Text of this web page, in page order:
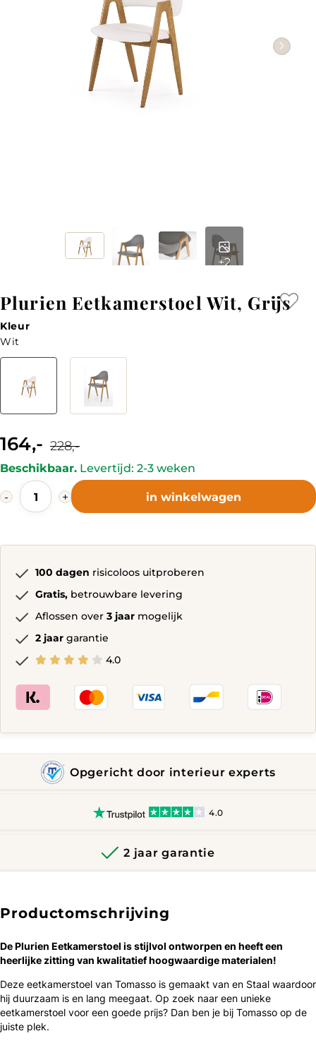
+2
Plurien Eetkamerstoel Wit, Grijs
Kleur
Wit
Kleur
164,-
Current
price
is:
228,-price
was:
228,-.
Beschikbaar. Levertijd: 2-3 weken
-
Plurien
Eetkamerstoel
Wit,
+ in winkelwagen
100 dagen risicoloos uitproberen
Gratis, betrouwbare levering
Aflossen over 3 jaar mogelijk
2 jaar garantie
4.0
Opgericht door interieur experts
4.0
2 jaar garantie
Productomschrijving
De Plurien Eetkamerstoel is ​​stijlvol ontworpen en heeft een
heerlijke zitting van kwalitatief hoogwaardige materialen!
Deze eetkamerstoel van Tomasso is gemaakt van en Staal waardoor
hij duurzaam is en lang meegaat. Op zoek naar een unieke
eetkamerstoel voor een goede prijs? Dan ben je bij Tomasso op de
juiste plek.